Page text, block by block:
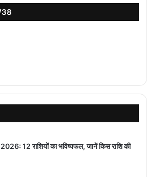
38
12 राशियों का भविष्यफल, जानें किस राशि की